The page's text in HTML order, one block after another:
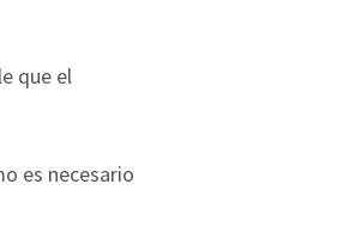
que el
es necesario